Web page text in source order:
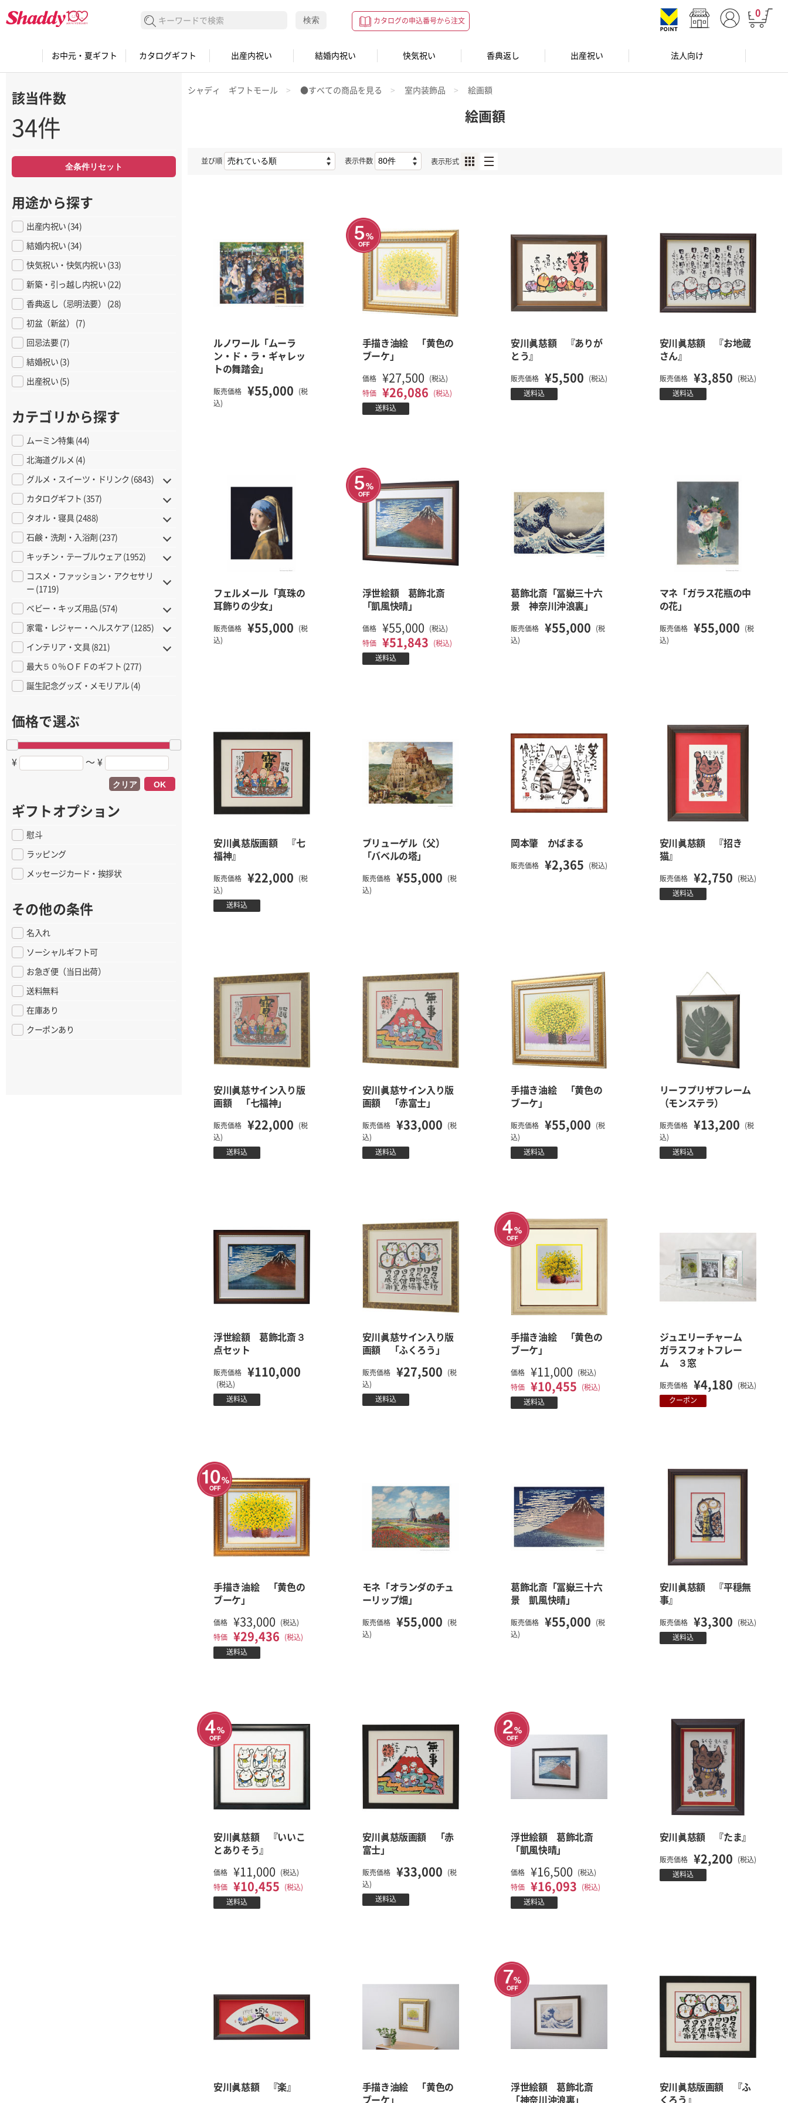
0
カタログの申込番号から注文
検索する 検索
お中元・夏ギフト カタログギフト 出産内祝い 結婚内祝い 快気祝い 香典返し 出産祝い 法人向け
シャディ ギフトモール ●すべての商品を見る 室内装飾品 絵画額
絵画額
並び順 表示件数 表示形式
ルノワール「ムーラ
ン・ド・ラ・ギャレッ
トの舞踏会」
販売価格 ¥55,000
(税
込)
手描き油絵 「黄色の
ブーケ」
価格 ¥27,500 (税込)
特価 ¥26,086 (税込)
送料込
安川眞慈額 『ありが
とう』
販売価格 ¥5,500 (税込)
送料込
安川眞慈額 『お地蔵
さん』
販売価格 ¥3,850 (税込)
送料込
フェルメール「真珠の
耳飾りの少女」
販売価格 ¥55,000
(税
込)
浮世絵額 葛飾北斎
「凱風快晴」
価格 ¥55,000 (税込)
特価 ¥51,843 (税込)
送料込
葛飾北斎「冨嶽三十六
景 神奈川沖浪裏」
販売価格 ¥55,000
(税
込)
マネ「ガラス花瓶の中
の花」
販売価格 ¥55,000
(税
込)
安川眞慈版画額 『七
福神』
販売価格 ¥22,000
(税
込)
送料込
ブリューゲル（父）
「バベルの塔」
販売価格 ¥55,000
(税
込)
岡本肇 かばまる
販売価格 ¥2,365 (税込)
安川眞慈額 『招き
猫』
販売価格 ¥2,750 (税込)
送料込
安川眞慈サイン入り版
画額 「七福神」
販売価格 ¥22,000
(税
込)
送料込
安川眞慈サイン入り版
画額 「赤富士」
販売価格 ¥33,000
(税
込)
送料込
手描き油絵 「黄色の
ブーケ」
販売価格 ¥55,000
(税
込)
送料込
リーフプリザフレーム
（モンステラ）
販売価格 ¥13,200
(税
込)
送料込
浮世絵額 葛飾北斎３
点セット
販売価格 ¥110,000
(税込)
送料込
安川眞慈サイン入り版
画額 「ふくろう」
販売価格 ¥27,500
(税
込)
送料込
手描き油絵 「黄色の
ブーケ」
価格 ¥11,000 (税込)
特価 ¥10,455 (税込)
送料込
ジュエリーチャーム
ガラスフォトフレー
ム ３窓
販売価格 ¥4,180 (税込)
クーポン
手描き油絵 「黄色の
ブーケ」
価格 ¥33,000 (税込)
特価 ¥29,436 (税込)
送料込
モネ「オランダのチュ
ーリップ畑」
販売価格 ¥55,000
(税
込)
葛飾北斎「冨嶽三十六
景 凱風快晴」
販売価格 ¥55,000
(税
込)
安川眞慈額 『平穏無
事』
販売価格 ¥3,300 (税込)
送料込
安川眞慈額 『いいこ
とありそう』
価格 ¥11,000 (税込)
特価 ¥10,455 (税込)
送料込
安川眞慈版画額 「赤
富士」
販売価格 ¥33,000
(税
込)
送料込
浮世絵額 葛飾北斎
「凱風快晴」
価格 ¥16,500 (税込)
特価 ¥16,093 (税込)
送料込
安川眞慈額 『たま』
販売価格 ¥2,200 (税込)
送料込
安川眞慈額 『楽』
手描き油絵 「黄色の
ブーケ」
浮世絵額 葛飾北斎
「神奈川沖浪裏」
安川眞慈版画額 『ふ
くろう』
該当件数
34件
全条件リセット
用途から探す
出産内祝い (34)
結婚内祝い (34)
快気祝い・快気内祝い (33)
新築・引っ越し内祝い (22)
香典返し（忌明法要） (28)
初盆（新盆） (7)
回忌法要 (7)
結婚祝い (3)
出産祝い (5)
カテゴリから探す
ムーミン特集 (44)
北海道グルメ (4)
グルメ・スイーツ・ドリンク (6843)
カタログギフト (357)
タオル・寝具 (2488)
石鹸・洗剤・入浴剤 (237)
キッチン・テーブルウェア (1952)
コスメ・ファッション・アクセサリ
ー (1719)
ベビー・キッズ用品 (574)
家電・レジャー・ヘルスケア (1285)
インテリア・文具 (821)
最大５０％ＯＦＦのギフト (277)
誕生記念グッズ・メモリアル (4)
価格で選ぶ
¥ 〜 ¥
OK
クリア
ギフトオプション
慰斗
ラッピング
メッセージカード・挨拶状
その他の条件
名入れ
ソーシャルギフト可
お急ぎ便（当日出荷）
送料無料
在庫あり
クーポンあり